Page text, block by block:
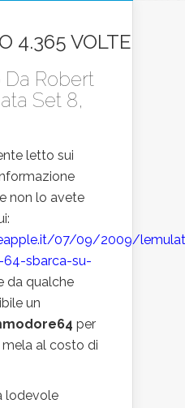
4.365 VOLTE
Robert
Set 8,
letto sui
non lo avete
07/09/2009/
sbarca-su-
da qualche
un
per
al costo di
lodevole